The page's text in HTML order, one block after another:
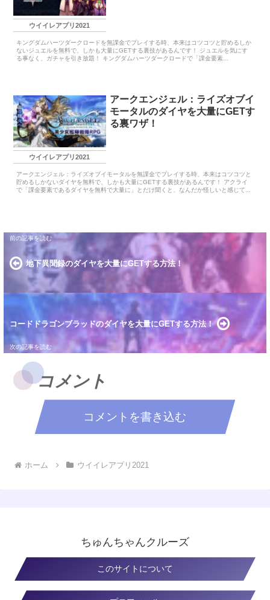
ウイイレアプリ2021
キングダムハーツダークロードを無課金でプレイする時、本来はコツコツと貯めるしか
ないジュエルを無料で、しかも大量にGETする裏技があるんです！ ジュエルを気にす
る事なく、ガチャを引き放題！ キングダムハーツダークロードで「課金要素...
ウイイレアプリ2021
アークエンジェル：ライズオブイ
モータルのダイヤを大量にGETす
る裏ワザ！
アークエンジェル：ライズオブイモータルを無課金でプレイする時、本来はコツコツと
貯めるしかないダイヤを無料で、しかも大量にGETする裏技があるんです！ アクライ
で「課金要素であるダイヤを無料で大量に」とだけ聞くと、なんだか怪しいと感じて...
地下異聞録のダイヤを大量にGETする方法！
コードドラゴンブラッドのダイヤを大量にGETする方法！
コメント
コメントを書き込む
ホーム ウイイレアプリ2021
ちゅんちゃんクルーズ
このサイトについて